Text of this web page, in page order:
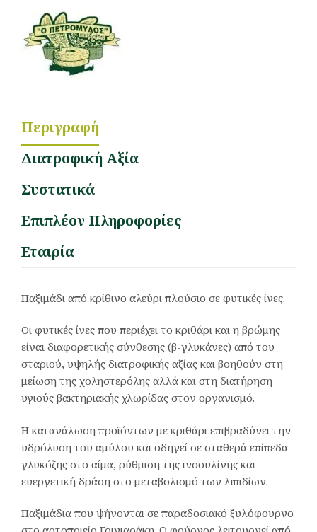
Περιγραφή
Διατροφική Αξία
Συστατικά
Επιπλέον Πληροφορίες
Εταιρία
Παξιμάδι από κρίθινο αλεύρι πλούσιο σε φυτικές ίνες.
Οι φυτικές ίνες που περιέχει το κριθάρι και η βρώμης
είναι διαφορετικής σύνθεσης (β-γλυκάνες) από του
σταριού, υψηλής διατροφικής αξίας και βοηθούν στη
μείωση της χοληστερόλης αλλά και στη διατήρηση
υγιούς βακτηριακής χλωρίδας στον οργανισμό.
Η κατανάλωση προϊόντων με κριθάρι επιβραδύνει την
υδρόλυση του αμύλου και οδηγεί σε σταθερά επίπεδα
γλυκόζης στο αίμα, ρύθμιση της ινσουλίνης και
ευεργετική δράση στο μεταβολισμό των λιπιδίων.
Παξιμάδια που ψήνονται σε παραδοσιακό ξυλόφουρνο